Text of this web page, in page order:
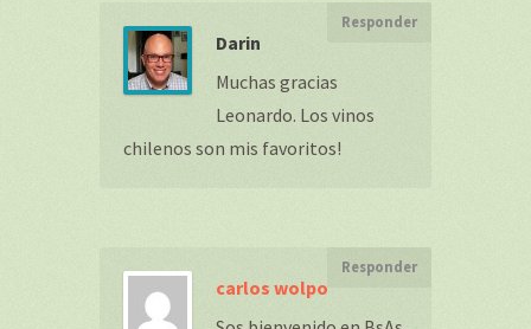
Darin
Responder
Muchas gracias
Leonardo. Los vinos
chilenos son mis favoritos!
carlos wolpo
Responder